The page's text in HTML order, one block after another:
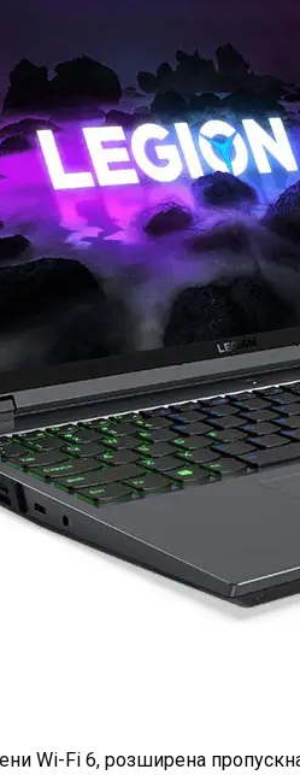
Wi-Fi 6, розширена